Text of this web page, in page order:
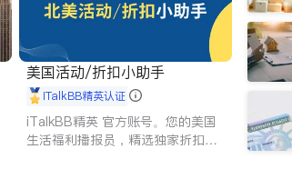
美国活动/折扣小助手
iTalkBB精英认证
iTalkBB精英 官方账号。您的美国
生活福利播报员，精选独家折扣、